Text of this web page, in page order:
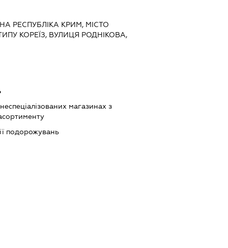
РЕСПУБЛІКА КРИМ, МІСТО
КОРЕЇЗ, ВУЛИЦЯ РОДНІКОВА,
магазинах з
подорожувань